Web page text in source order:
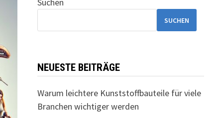
SUCHEN
NEUESTE BEITRÄGE
Warum leichtere Kunststoffbauteile für viele
Branchen wichtiger werden